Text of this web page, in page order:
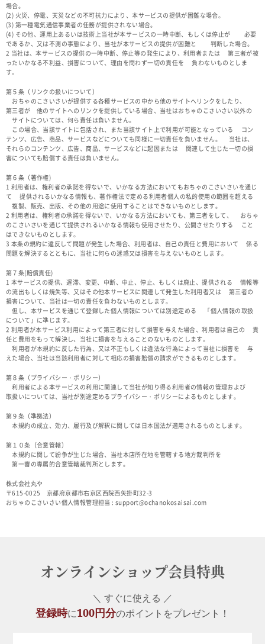
場合。
(2) 火災、停電、天災などの不可抗力により、本サービスの提供が困難な場合。
(3) 第一種電気通信事業者の任務が提供されない場合。
(4) その他、運用上あるいは技術上当社が本サービスの一時中断、もしくは停止が 必要
であるか、又は不測の事態により、当社が本サービスの提供が困難と 判断した場合。
2 当社は、本サービスの提供の一時中断、停止等の発生により、利用者または 第三者が被
ったいかなる不利益、損害について、理由を問わず一切の責任を 負わないものとしま
す。
第５条（リンクの扱いについて）
おちゃのこさいさいが提供する各種サービスの中から他のサイトへリンクをしたり、
第三者が 他のサイトへのリンクを提供している場合、当社はおちゃのこさいさい以外の
サイトについては、何ら責任は負いません。
この場合、当該サイトに包括され、また当該サイト上で利用が可能となっている コン
テンツ、広告、商品、サービスなどについても同様に一切責任を負いません。 当社は、
それらのコンテンツ、広告、商品、サービスなどに起因または 関連して生じた一切の損
害についても賠償する責任は負いません。
第６条（著作権)
1 利用者は、権利者の承諾を得ないで、いかなる方法においてもおちゃのこさいさいを通じ
て 提供されるいかなる情報も、著作権法で定める利用者個人の私的使用の範囲を超える
複製、販売、出版、その他の用途に使用することはできないものとします。
2 利用者は、権利者の承諾を得ないで、いかなる方法においても、第三者をして、 おちゃ
のこさいさいを通じて提供されるいかなる情報も使用させたり、公開させたりする こと
はできないものとします。
3 本条の規約に違反して問題が発生した場合、利用者は、自己の責任と費用において 係る
問題を解決するとともに、当社に何らの迷惑又は損害を与えないものとします。
第７条(賠償責任)
1 本サービスの提供、遅滞、変更、中断、中止、停止、もしくは廃止、提供される 情報等
の流出もしくは焼失等、又はその他本サービスに関連して発生した利用者又は 第三者の
損害について、当社は一切の責任を負わないものとします。
但し、本サービスを通じて登録した個人情報については別途定める 「個人情報の取扱
について」に準じます。
2 利用者が本サービス利用によって第三者に対して損害を与えた場合、利用者は自己の 責
任と費用をもって解決し、当社に損害を与えることのないものとします。
利用者が本規約に反した行為、又は不正もしくは違法な行為によって当社に損害を 与
えた場合、当社は当該利用者に対して相応の損害賠償の請求ができるものとします。
第８条（プライバシー・ポリシー）
利用者による本サービスの利用に関連して当社が知り得る利用者の情報の管理および
取扱いについては、当社が別途定めるプライバシー・ポリシーによるものとします。
第９条（準拠法）
本規約の成立、効力、履行及び解釈に関しては日本国法が適用されるものとします。
第１０条（合意管轄）
本規約に関して紛争が生じた場合、当社本店所在地を管轄する地方裁判所を
第一審の専属的合意管轄裁判所とします。
株式会社丸や
〒615-0025 京都府京都市右京区西院西矢掛町32-3
おちゃのこさいさい個人情報管理担当 : support@ochanokosaisai.com
オンラインショップ会員特典
＼ すぐに使える ／
登録時に100円分のポイントをプレゼント！